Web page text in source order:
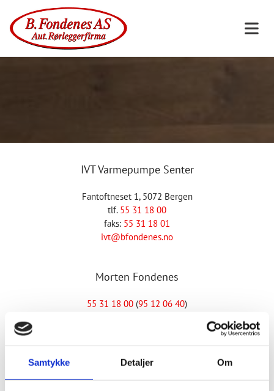
Samtykke Detaljer Om
IVT Varmepumpe Senter
Fantoftneset 1, 5072 Bergen
tlf. 55 31 18 00
faks: 55 31 18 01
ivt@bfondenes.no
Morten Fondenes
55 31 18 00 (95 12 06 40)
Ove Sivertsen
55 31 18 00(48 00 75 45)